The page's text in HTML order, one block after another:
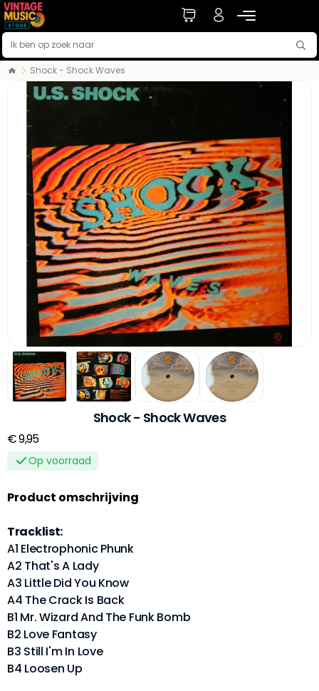
Shock - Shock Waves
Shock - Shock Waves
€ 9,95
Op voorraad
Product omschrijving
Tracklist:
A1 Electrophonic Phunk
A2 That's A Lady
A3 Little Did You Know
A4 The Crack Is Back
B1 Mr. Wizard And The Funk Bomb
B2 Love Fantasy
B3 Still I'm In Love
B4 Loosen Up